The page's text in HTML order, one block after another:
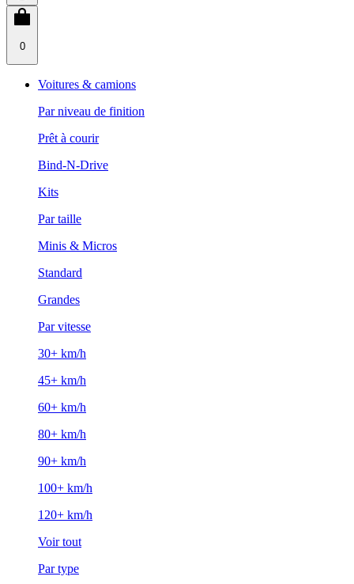
0
Voitures & camions
Par niveau de finition
Prêt à courir
Bind-N-Drive
Kits
Par taille
Minis & Micros
Standard
Grandes
Par vitesse
30+ km/h
45+ km/h
60+ km/h
80+ km/h
90+ km/h
100+ km/h
120+ km/h
Voir tout
Par type